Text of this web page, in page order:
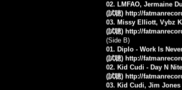
02. LMFAO, Jermaine
(試聴) http://
03. Missy Elliott, Vybz
(試聴) http://
(Side B)
01. Diplo - Work Is
(試聴) http://
02. Kid Cudi - Day N
(試聴) http://
03. Kid Cudi, Jim Jones